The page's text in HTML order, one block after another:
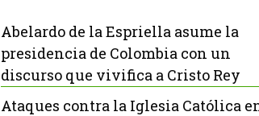
Abelardo de la Espriella asume la
presidencia de Colombia con un
discurso que vivifica a Cristo Rey
Ataques contra la Iglesia Católica